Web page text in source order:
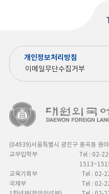
개인정보처리방침
이메일무단수집거부
(04939)서울특별시 광진구 중곡동 용
교무입학부
Tel : 02-
교육기획부
Tel : 02-
국제부
Tel : 02-